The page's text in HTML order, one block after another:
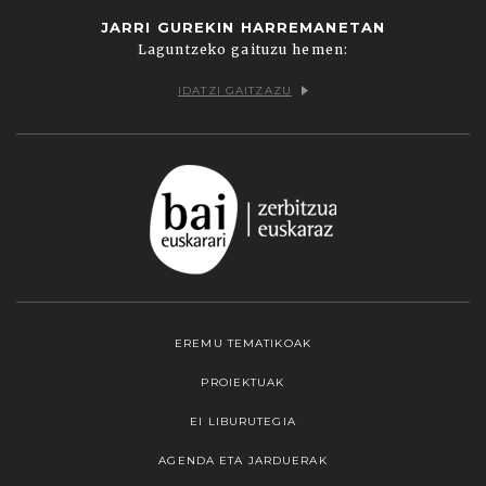
JARRI GUREKIN HARREMANETAN
Laguntzeko gaituzu hemen:
IDATZI GAITZAZU
EREMU TEMATIKOAK
PROIEKTUAK
EI LIBURUTEGIA
AGENDA ETA JARDUERAK